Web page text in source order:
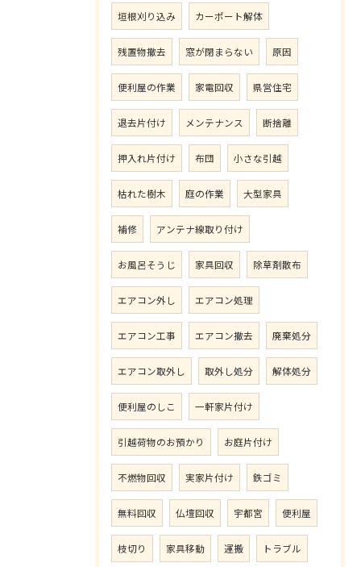
垣根刈り込み カーポート解体
残置物撤去 窓が閉まらない 原因
便利屋の作業 家電回収 県営住宅
退去片付け メンテナンス 断捨離
押入れ片付け 布団 小さな引越
枯れた樹木 庭の作業 大型家具
補修 アンテナ線取り付け
お風呂そうじ 家具回収 除草剤散布
エアコン外し エアコン処理
エアコン工事 エアコン撤去 廃棄処分
エアコン取外し 取外し処分 解体処分
便利屋のしこ 一軒家片付け
引越荷物のお預かり お庭片付け
不燃物回収 実家片付け 鉄ゴミ
無料回収 仏壇回収 宇都宮 便利屋
枝切り 家具移動 運搬 トラブル